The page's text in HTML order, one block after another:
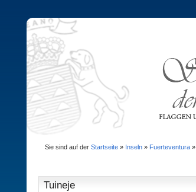
Sie sind auf der Startseite» Inseln» Fuerteventura»
Tuineje